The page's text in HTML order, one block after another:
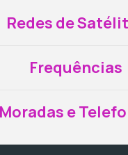
Redes de
Frequências
Moradas e